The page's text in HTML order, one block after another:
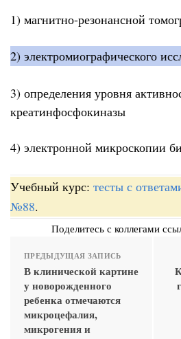
1) магнитно-резонансной
2) электромиографического
3) определения уровня
креатинфосфокиназы
4) электронной микроскопии
Учебный курс: тесты с
№88.
Поделитесь с коллегами
ПРЕДЫДУЩАЯ ЗАПИСЬ
В клинической картине
у новорожденного
ребенка отмечаются
микроцефалия,
микрогения и